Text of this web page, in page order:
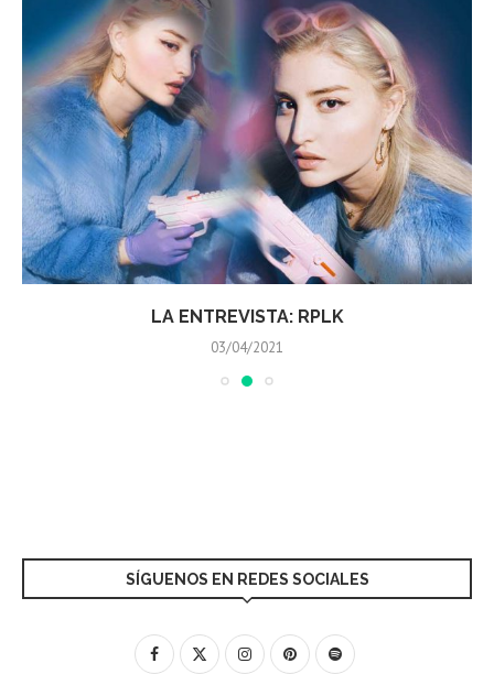
LA ENTREVISTA: RPLK
03/04/2021
SÍGUENOS EN REDES SOCIALES